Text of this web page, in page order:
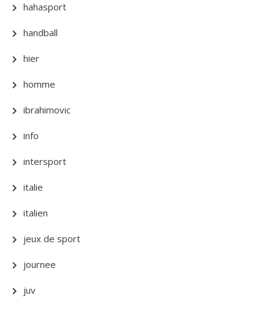
hahasport
handball
hier
homme
ibrahimovic
info
intersport
italie
italien
jeux de sport
journee
juv